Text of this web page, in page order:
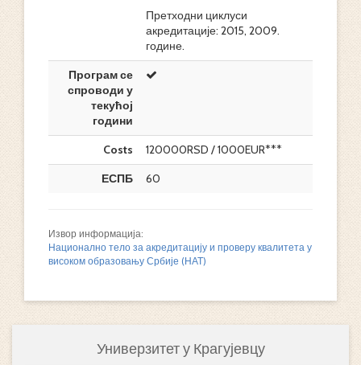
Претходни циклуси
акредитације: 2015, 2009.
године.
Програм се
спроводи у
текућој
години
Costs
120000RSD / 1000EUR***
ЕСПБ
60
Извор информација:
Национално тело за акредитацију и проверу квалитета у
високом образовању Србије (НАТ)
Универзитет у Крагујевцу